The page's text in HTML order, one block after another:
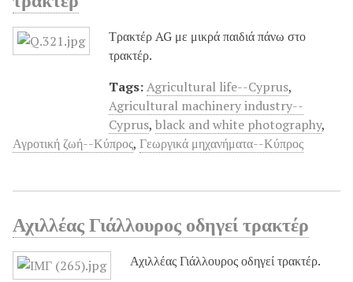
Τρακτέρ AG με μικρά παιδιά πάνω στο
τρακτέρ.
Tags:Agricultural life--Cyprus,
Agricultural machinery industry--
Cyprus, black and white photography,
Αγροτική ζωή--Κύπρος, Γεωργικά μηχανήματα--Κύπρος
Αχιλλέας Γιάλλουρος οδηγεί τρακτέρ
Αχιλλέας Γιάλλουρος οδηγεί τρακτέρ.